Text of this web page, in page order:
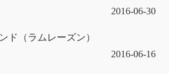
2016-06-30
ド（ラムレーズン）
2016-06-16